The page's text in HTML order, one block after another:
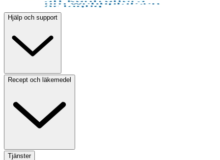
Hjälp och support
Recept och läkemedel
Tjänster